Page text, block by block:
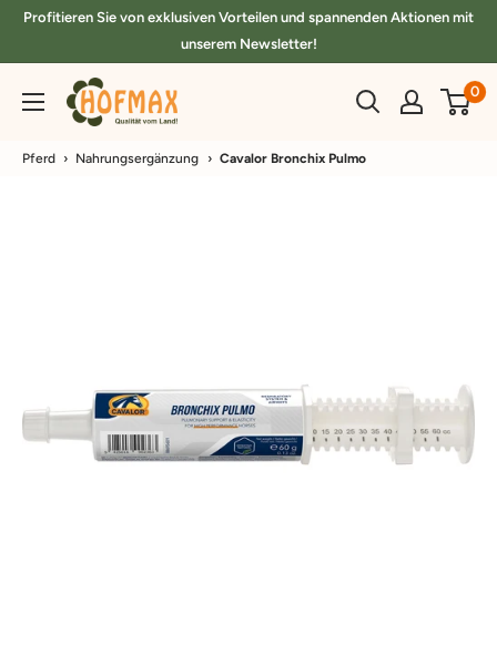
DirektProfitieren Sie von exklusiven Vorteilen und spannenden Aktionen mit
unserem Newsletter!
hofmax.de 0
Pferd › Nahrungsergänzung › Cavalor Bronchix Pulmo